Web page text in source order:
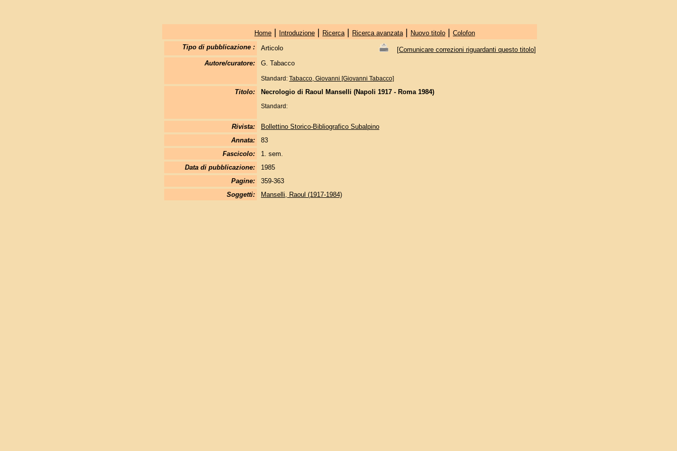
Home| Introduzione| Ricerca| Ricerca avanzata| Nuovo titolo| Colofon
Tipo di pubblicazione :
Articolo [Comunicare correzioni riguardanti questo titolo]
Autore/curatore:
G. Tabacco
Standard: Tabacco, Giovanni [Giovanni Tabacco]
Titolo: Necrologio di Raoul Manselli (Napoli 1917 - Roma 1984)
Standard:
Rivista:
Bollettino Storico-Bibliografico Subalpino
Annata:
83
Fascicolo:
1. sem.
Data di pubblicazione:
1985
Pagine:
359-363
Soggetti:
Manselli, Raoul (1917-1984)